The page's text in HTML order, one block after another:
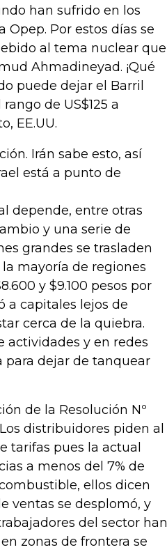
han sufrido en los
Por estos días se
al tema nuclear que
Ahmadineyad. ¡Qué
puede dejar el Barril
de US$125 a
EE.UU.
Irán sabe esto, así
está a punto de
depende, entre otras
y una serie de
grandes se trasladen
mayoría de regiones
y $9.100 pesos por
a capitales lejos de
cerca de la quiebra.
actividades y en redes
para dejar de tanquear
de la Resolución Nº
distribuidores piden al
tarifas pues la actual
a menos del 7% de
ellos dicen
ventas se desplomó, y
del sector han
zonas de frontera se